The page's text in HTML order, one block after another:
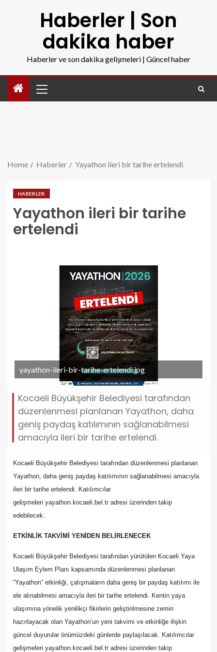
Haberler | Son
dakika haber
Haberler ve son dakika gelişmeleri | Güncel haber
Home Haberler Yayathon ileri bir tarihe ertelendi
HABERLER
Yayathon ileri bir tarihe
ertelendi
yayathon-ileri-bir-tarihe-ertelendi.jpg
Kocaeli Büyükşehir Belediyesi tarafından
düzenlenmesi planlanan Yayathon, daha
geniş paydaş katılımının sağlanabilmesi
amacıyla ileri bir tarihe ertelendi.
Kocaeli Büyükşehir Belediyesi tarafından düzenlenmesi planlanan
Yayathon, daha geniş paydaş katılımının sağlanabilmesi amacıyla
ileri bir tarihe ertelendi. Katılımcılar
gelişmeleri yayathon.kocaeli.bel.tr adresi üzerinden takip
edebilecek.
ETKİNLİK TAKVİMİ YENİDEN BELİRLENECEK
Kocaeli Büyükşehir Belediyesi tarafından yürütülen Kocaeli Yaya
Ulaşım Eylem Planı kapsamında düzenlenmesi planlanan
“Yayathon” etkinliği, çalışmaların daha geniş bir paydaş katılımı ile
ele alınabilmesi amacıyla ileri bir tarihe ertelendi. Kentin yaya
ulaşımına yönelik yenilikçi fikirlerin geliştirilmesine zemin
hazırlayacak olan Yayathon’un yeni takvimi ve etkinliğe ilişkin
güncel duyurular önümüzdeki günlerde paylaşılacak. Katılımcılar
gelişmeleri yayathon.kocaeli.bel.tr adresi üzerinden takip